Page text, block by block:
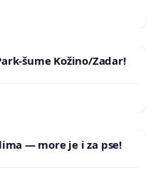
šume Kožino/Zadar!
— more je i za pse!